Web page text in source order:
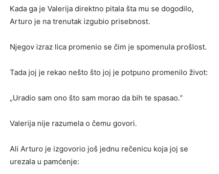
Kada ga je Valerija direktno pitala šta mu se dogodilo,
Arturo je na trenutak izgubio prisebnost.
Njegov izraz lica promenio se čim je spomenula prošlost.
Tada joj je rekao nešto što joj je potpuno promenilo život:
„Uradio sam ono što sam morao da bih te spasao.“
Valerija nije razumela o čemu govori.
Ali Arturo je izgovorio još jednu rečenicu koja joj se
urezala u pamćenje: